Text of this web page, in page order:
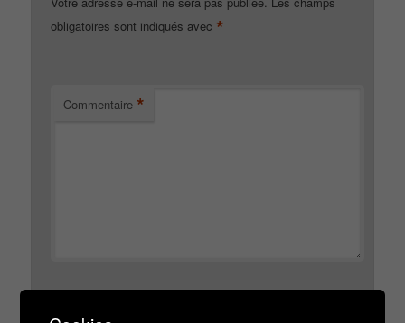
obligatoires sont indiqués avec *
Commentaire *